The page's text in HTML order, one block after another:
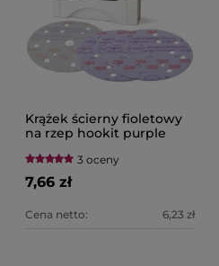
Krążek ścierny fioletowy
na rzep hookit purple
3M
3 oceny
7,66 zł
Cena netto: 6,23 zł